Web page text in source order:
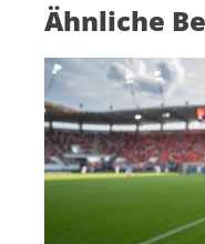
Ähnliche